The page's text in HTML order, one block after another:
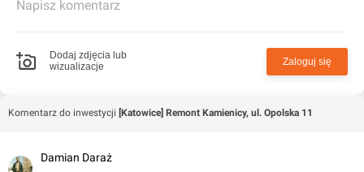
Napisz komentarz
Dodaj zdjęcia lub
wizualizacje
Zaloguj się
Komentarz do inwestycji [Katowice] Remont Kamienicy, ul. Opolska 11
Damian Daraż